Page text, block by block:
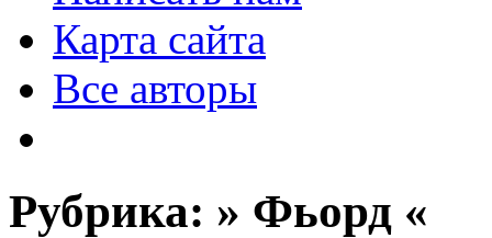
Карта сайта
Все авторы
Рубрика: » Фьорд «